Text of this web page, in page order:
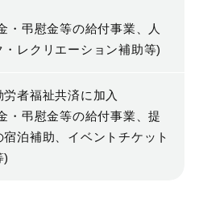
・弔慰金等の給付事業、人
・レクリエーション補助等)
労者福祉共済に加入
・弔慰金等の給付事業、提
宿泊補助、イベントチケット
)